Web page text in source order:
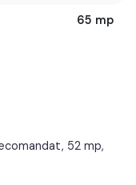
65 mp
2007
52 mp,